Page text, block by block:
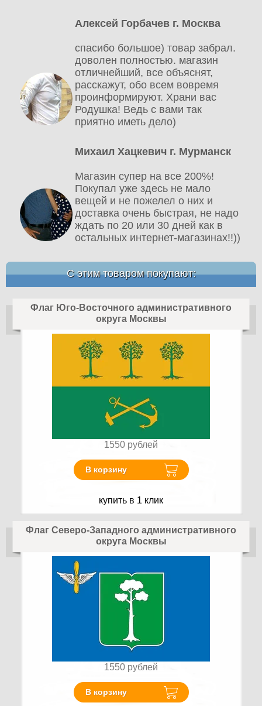
Алексей Горбачев г. Москва
спасибо большое) товар забрал.
доволен полностью. магазин
отличнейший, все объяснят,
расскажут, обо всем вовремя
проинформируют. Храни вас
Родушка! Ведь с вами так
приятно иметь дело)
Михаил Хацкевич г. Мурманск
Магазин супер на все 200%!
Покупал уже здесь не мало
вещей и не пожелел о них и
доставка очень быстрая, не надо
ждать по 20 или 30 дней как в
остальных интернет-магазинах!!))
С этим товаром покупают:
Флаг Юго-Восточного административного
округа Москвы
1550 рублей
В корзину
купить в 1 клик
Флаг Северо-Западного административного
округа Москвы
1550 рублей
В корзину